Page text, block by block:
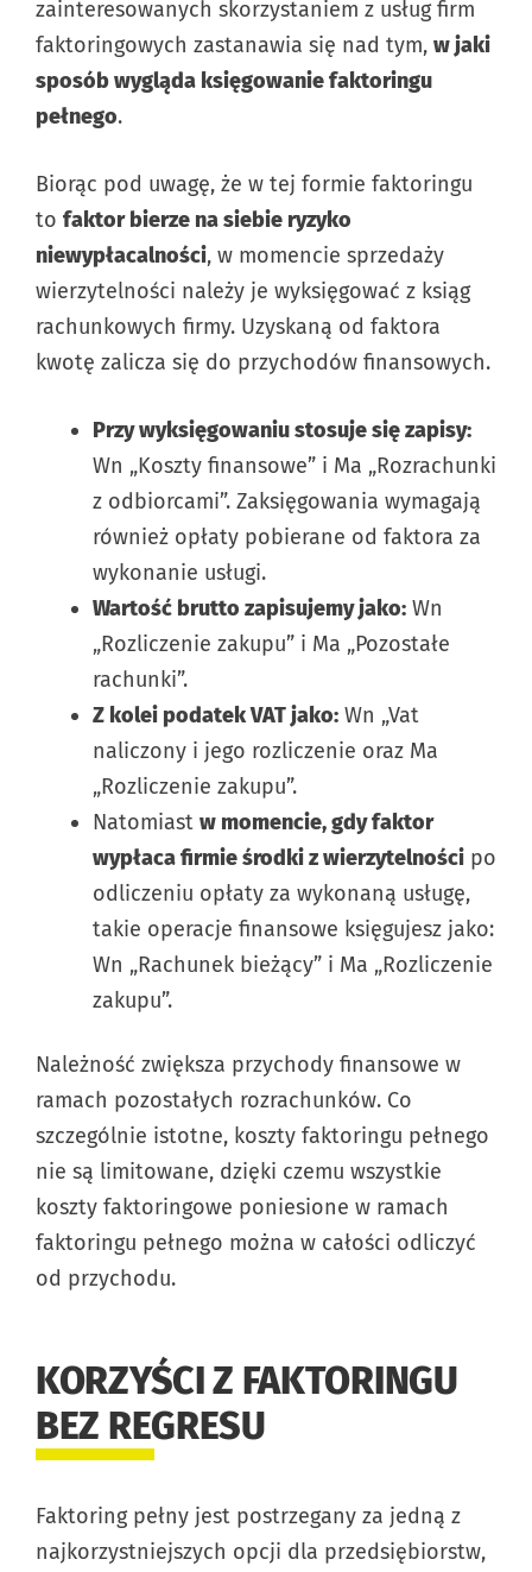
zainteresowanych skorzystaniem z usług firm
faktoringowych zastanawia się nad tym, w jaki
sposób wygląda księgowanie faktoringu
pełnego.
Biorąc pod uwagę, że w tej formie faktoringu
to faktor bierze na siebie ryzyko
niewypłacalności, w momencie sprzedaży
wierzytelności należy je wyksięgować z ksiąg
rachunkowych firmy. Uzyskaną od faktora
kwotę zalicza się do przychodów finansowych.
Przy wyksięgowaniu stosuje się zapisy:
Wn „Koszty finansowe” i Ma „Rozrachunki
z odbiorcami”. Zaksięgowania wymagają
również opłaty pobierane od faktora za
wykonanie usługi.
Wartość brutto zapisujemy jako: Wn
„Rozliczenie zakupu” i Ma „Pozostałe
rachunki”.
Z kolei podatek VAT jako: Wn „Vat
naliczony i jego rozliczenie oraz Ma
„Rozliczenie zakupu”.
Natomiast w momencie, gdy faktor
wypłaca firmie środki z wierzytelności po
odliczeniu opłaty za wykonaną usługę,
takie operacje finansowe księgujesz jako:
Wn „Rachunek bieżący” i Ma „Rozliczenie
zakupu”.
Należność zwiększa przychody finansowe w
ramach pozostałych rozrachunków. Co
szczególnie istotne, koszty faktoringu pełnego
nie są limitowane, dzięki czemu wszystkie
koszty faktoringowe poniesione w ramach
faktoringu pełnego można w całości odliczyć
od przychodu.
KORZYŚCI Z FAKTORINGU
BEZ REGRESU
Faktoring pełny jest postrzegany za jedną z
najkorzystniejszych opcji dla przedsiębiorstw,